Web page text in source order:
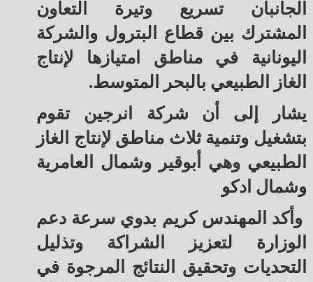
الجانبان تسريع وتيرة التعاون
المشترك بين قطاع البترول والشركة
اليونانية في مناطق امتيازها لإنتاج
الغاز الطبيعي بالبحر المتوسط.
يشار إلى أن شركة انرجين تقوم
بتشغيل وتنمية ثلاث مناطق لإنتاج الغاز
الطبيعي وهي أبوقير وشمال العامرية
وشمال ادكو
وأكد المهندس كريم بدوي سرعة دعم
الوزارة لتعزيز الشراكة وتذليل
التحديات وتحقيق النتائج المرجوة في